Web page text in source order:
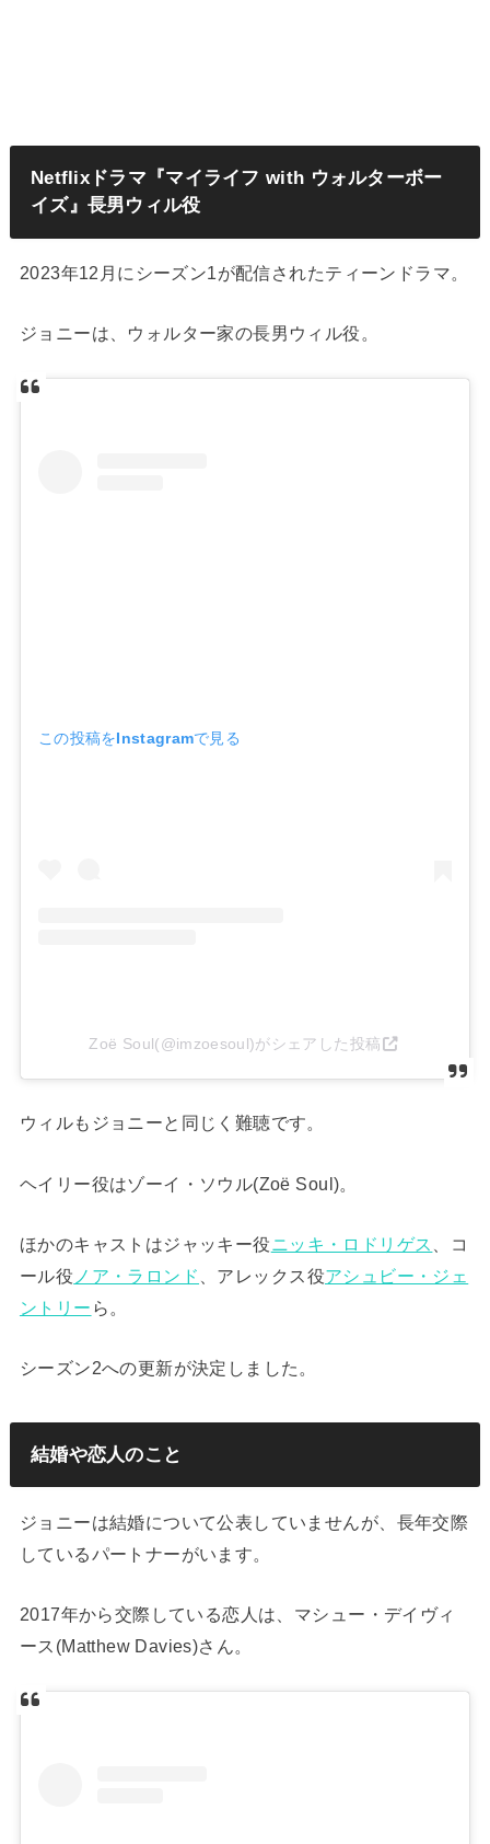
Netflixドラマ『マイライフ with ウォルターボー
イズ』長男ウィル役
2023年12月にシーズン1が配信されたティーンドラマ。
ジョニーは、ウォルター家の長男ウィル役。
この投稿をInstagramで見る
Zoë Soul(@imzoesoul)がシェアした投稿
ウィルもジョニーと同じく難聴です。
ヘイリー役はゾーイ・ソウル(Zoë Soul)。
ほかのキャストはジャッキー役ニッキ・ロドリゲス
、コ
ール役 ノア・ラロンド 、アレックス役アシュビー・ジェ
ントリー ら。
シーズン2への更新が決定しました。
結婚や恋人のこと
ジョニーは結婚について公表していませんが、長年交際
しているパートナーがいます。
2017年から交際している恋人は、マシュー・デイヴィ
ース(Matthew Davies)さん。